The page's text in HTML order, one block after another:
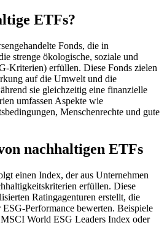
ETFs?
Fonds, die in
strenge ökologische, soziale und
Kriterien) erfüllen. Diese Fonds zielen
auf die Umwelt und die
sie gleichzeitig eine finanzielle
umfassen Aspekte wie
Menschenrechte und gute
nachhaltigen ETFs
einen Index, der aus Unternehmen
erfüllen. Diese
Ratingagenturen erstellt, die
Performance bewerten. Beispiele
World ESG Leaders Index oder